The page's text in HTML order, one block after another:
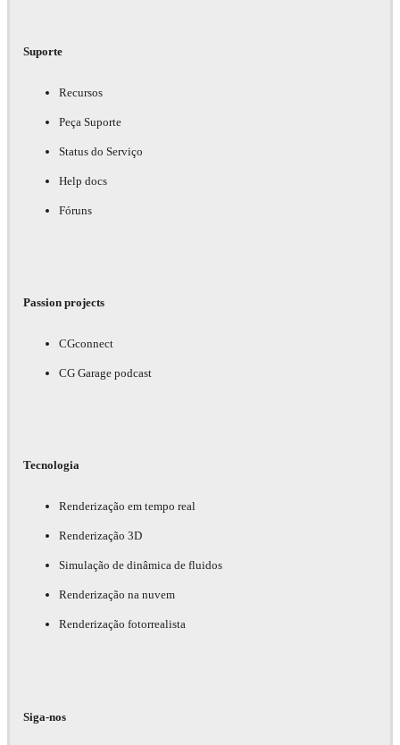
Suporte
Recursos
Peça Suporte
Status do Serviço
Help docs
Fóruns
Passion projects
CGconnect
CG Garage podcast
Tecnologia
Renderização em tempo real
Renderização 3D
Simulação de dinâmica de fluidos
Renderização na nuvem
Renderização fotorrealista
Siga-nos